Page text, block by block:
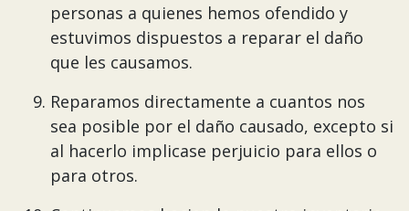
personas a quienes hemos ofendido y
estuvimos dispuestos a reparar el daño
que les causamos.
Reparamos directamente a cuantos nos
sea posible por el daño causado, excepto si
al hacerlo implicase perjuicio para ellos o
para otros.